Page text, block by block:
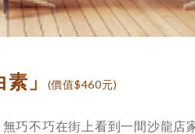
」 (價值$460元)
巧不巧在街上看到一間沙龍店